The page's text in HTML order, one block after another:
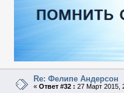
Re: Фелипе Андерсон
«Ответ #32 : 27 Март 2015,